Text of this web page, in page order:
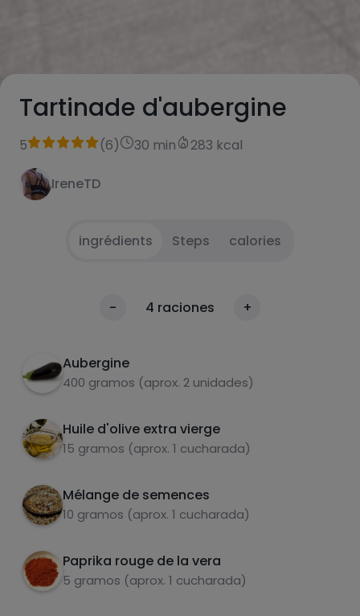
Tartinade d'aubergine
5 (6) 30 min 283 kcal
IreneTD
ingrédients Steps calories
- 4 raciones +
Aubergine
400 gramos (aprox. 2 unidades)
Huile d'olive extra vierge
15 gramos (aprox. 1 cucharada)
Mélange de semences
10 gramos (aprox. 1 cucharada)
Paprika rouge de la vera
5 gramos (aprox. 1 cucharada)
ingrédients et mixer.
carbohydrates protéines